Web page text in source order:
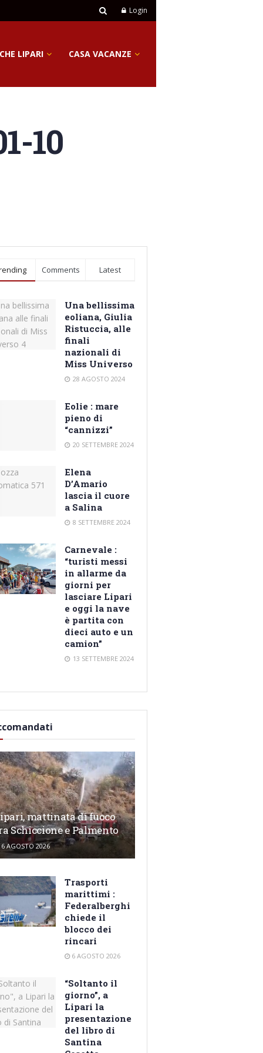
Login
LIPARI CASA VACANZE
10
Comments Latest
Una bellissima
eoliana, Giulia
Ristuccia, alle
finali
nazionali di
Miss Universo
28 AGOSTO 2024
Eolie : mare
pieno di
“cannizzi”
20 SETTEMBRE 2024
Elena
D’Amario
lascia il cuore
a Salina
8 SETTEMBRE 2024
Carnevale :
“turisti messi
in allarme da
giorni per
lasciare Lipari
e oggi la nave
è partita con
dieci auto e un
camion”
13 SETTEMBRE 2024
mattinata di fuoco
Schiccione e Palmento
6 AGOSTO 2026
Trasporti
marittimi :
Federalberghi
chiede il
blocco dei
rincari
6 AGOSTO 2026
“Soltanto il
giorno”, a
Lipari la
presentazione
del libro di
Santina